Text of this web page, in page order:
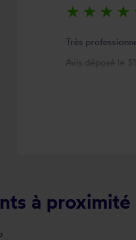
star_rate star_rate star_rate star_rate
Très
Avis déposé le
à